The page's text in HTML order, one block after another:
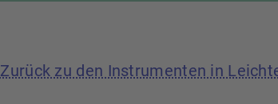
Zurück zu den Instrumenten in